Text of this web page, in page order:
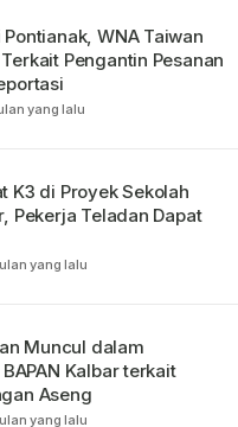
yang lalu
WNA Taiwan
Pengantin Pesanan
yang lalu
K3 di Proyek Sekolah
Pekerja Teladan Dapat
yang lalu
Muncul dalam
Kalbar terkait
Aseng